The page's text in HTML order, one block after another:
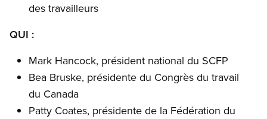
des travailleurs
QUI :
Mark Hancock, président national du SCFP
Bea Bruske, présidente du Congrès du travail
du Canada
Patty Coates, présidente de la Fédération du